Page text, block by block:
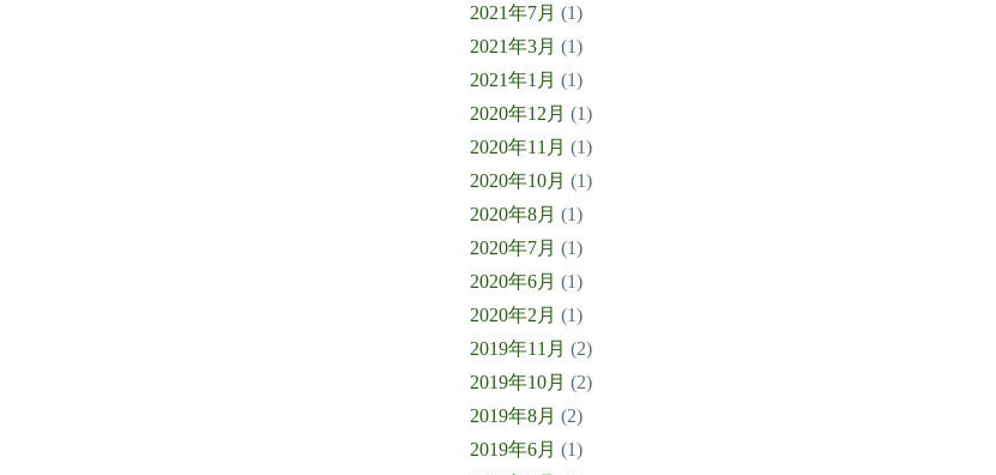
2021年7月 (1)
2021年3月 (1)
2021年1月 (1)
2020年12月 (1)
2020年11月 (1)
2020年10月 (1)
2020年8月 (1)
2020年7月 (1)
2020年6月 (1)
2020年2月 (1)
2019年11月 (2)
2019年10月 (2)
2019年8月 (2)
2019年6月 (1)